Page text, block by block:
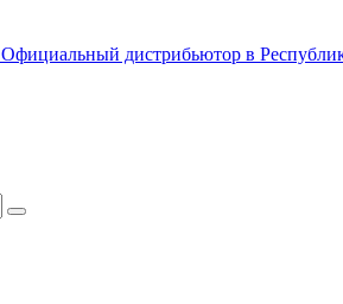
Официальный дистрибьютор в